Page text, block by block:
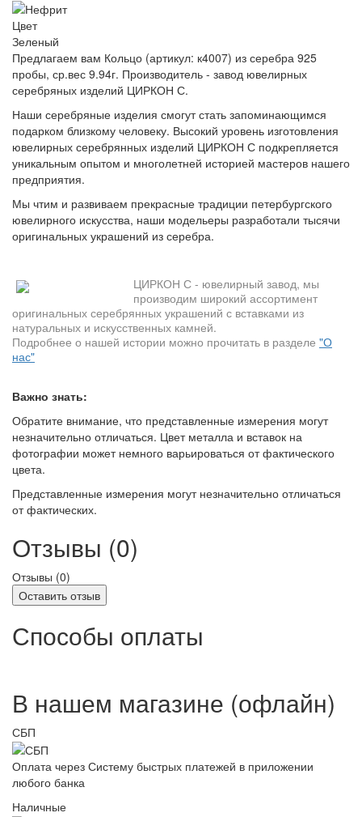
Цвет
Зеленый
Предлагаем вам Кольцо (артикул: к4007) из серебра 925
пробы, ср.вес 9.94г. Производитель - завод ювелирных
серебряных изделий ЦИРКОН С.
Наши серебряные изделия смогут стать запоминающимся
подарком близкому человеку. Высокий уровень изготовления
ювелирных серебрянных изделий ЦИРКОН С подкрепляется
уникальным опытом и многолетней историей мастеров нашего
предприятия.
Мы чтим и развиваем прекрасные традиции петербургского
ювелирного искусства, наши модельеры разработали тысячи
оригинальных украшений из серебра.
ЦИРКОН С - ювелирный завод, мы
производим широкий ассортимент
оригинальных серебрянных украшений с вставками из
натуральных и искусственных камней.
Подробнее о нашей истории можно прочитать в разделе "О
нас"
Важно знать:
Обратите внимание, что представленные измерения могут
незначительно отличаться. Цвет металла и вставок на
фотографии может немного варьироваться от фактического
цвета.
Представленные измерения могут незначительно отличаться
от фактических.
Отзывы (0)
Отзывы (0)
Оставить отзыв
Способы оплаты
В нашем магазине (офлайн)
СБП
Оплата через Систему быстрых платежей в приложении
любого банка
Наличные